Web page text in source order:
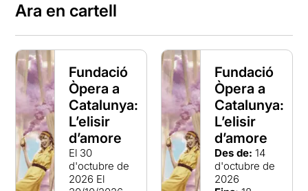
Ara en cartell
Fundació
Òpera a
Catalunya:
L’elisir
d’amore
El 30
d'octubre de
2026 El
Fundació
Òpera a
Catalunya:
L’elisir
d’amore
Des de: 14
d'octubre de
2026